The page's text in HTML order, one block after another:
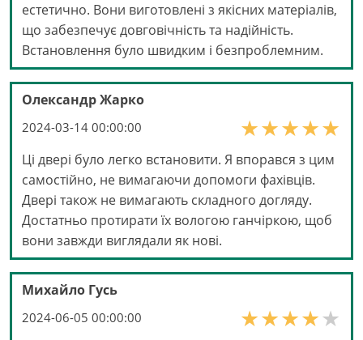
естетично. Вони виготовлені з якісних матеріалів,
що забезпечує довговічність та надійність.
Встановлення було швидким і безпроблемним.
Олександр Жарко
2024-03-14 00:00:00
Ці двері було легко встановити. Я впорався з цим
самостійно, не вимагаючи допомоги фахівців.
Двері також не вимагають складного догляду.
Достатньо протирати їх вологою ганчіркою, щоб
вони завжди виглядали як нові.
Михайло Гусь
2024-06-05 00:00:00